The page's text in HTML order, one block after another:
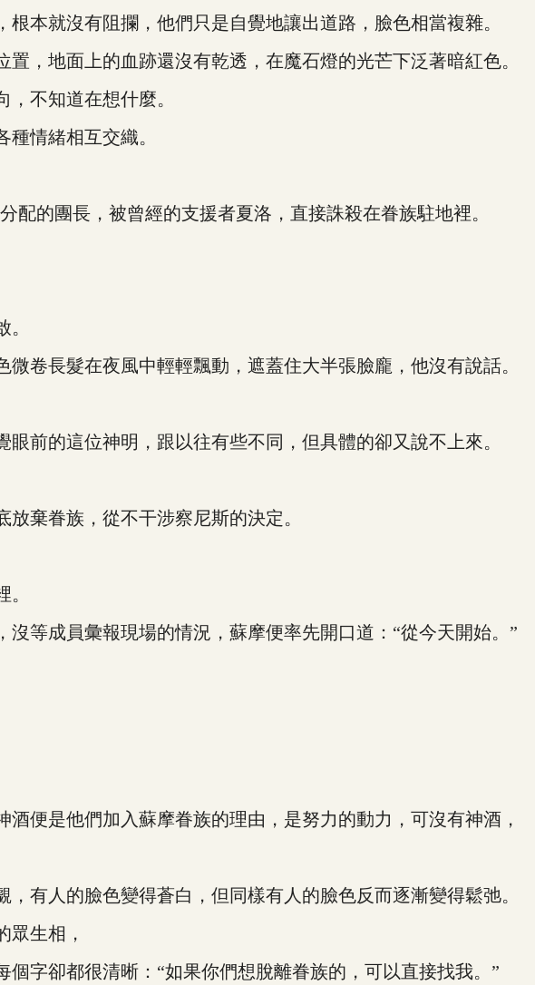
本就沒有阻攔，他們只是自覺地讓出道路，臉色相當複雜。
，地面上的血跡還沒有乾透，在魔石燈的光芒下泛著暗紅色。
不知道在想什麼。
情緒相互交織。
的團長，被曾經的支援者夏洛，直接誅殺在眷族駐地裡。
卷長髮在夜風中輕輕飄動，遮蓋住大半張臉龐，他沒有說話。
前的這位神明，跟以往有些不同，但具體的卻又說不上來。
棄眷族，從不干涉察尼斯的決定。
等成員彙報現場的情況，蘇摩便率先開口道：“從今天開始。”
便是他們加入蘇摩眷族的理由，是努力的動力，可沒有神酒，
有人的臉色變得蒼白，但同樣有人的臉色反而逐漸變得鬆弛。
生相，
字卻都很清晰：“如果你們想脫離眷族的，可以直接找我。”